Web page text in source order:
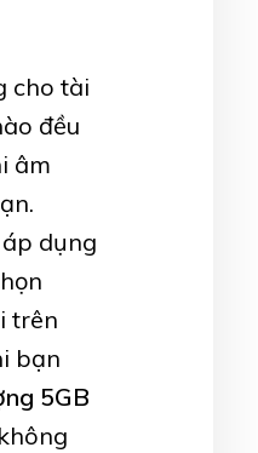
cho tài
đều
âm
áp dụng
trên
bạn
5GB